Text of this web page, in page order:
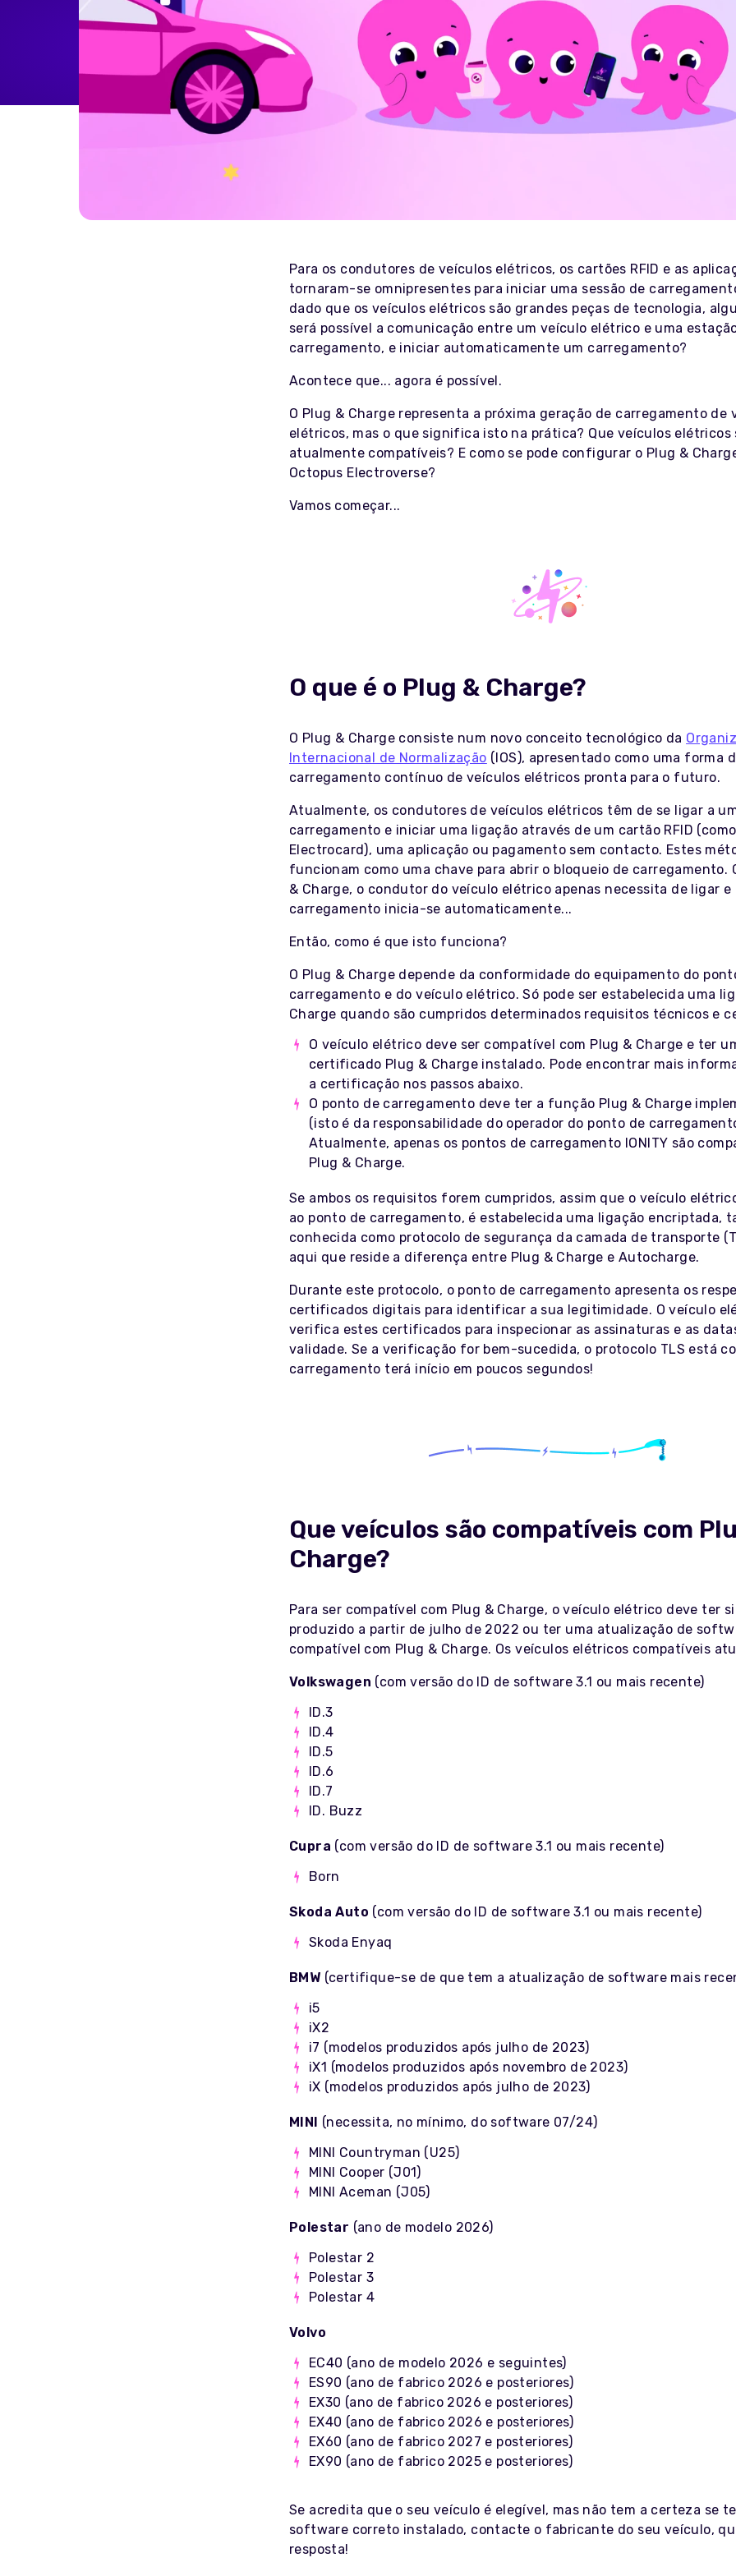
Reimbursement
Automatically reimburse your
drivers charging at home
through your business
Salary Sacrifice
Save up to 40% on public
with salary sacrifice from
Octopus
Para os condutores de veículos elétricos, os cartões RFID e as
tornaram-se omnipresentes para iniciar uma sessão de
dado que os veículos elétricos são grandes peças de tecnologia,
será possível a comunicação entre um veículo elétrico e uma
carregamento, e iniciar automaticamente um carregamento?
Acontece que... agora é possível.
O Plug & Charge representa a próxima geração de carregamento de
elétricos, mas o que significa isto na prática? Que veículos elétricos
atualmente compatíveis? E como se pode configurar o Plug &
Octopus Electroverse?
Vamos começar...
O que é o Plug & Charge?
O Plug & Charge consiste num novo conceito tecnológico da
Internacional de Normalização (IOS), apresentado como uma forma
carregamento contínuo de veículos elétricos pronta para o futuro.
Atualmente, os condutores de veículos elétricos têm de se ligar a
carregamento e iniciar uma ligação através de um cartão RFID
Electrocard), uma aplicação ou pagamento sem contacto. Estes
funcionam como uma chave para abrir o bloqueio de carregamento.
& Charge, o condutor do veículo elétrico apenas necessita de ligar e
carregamento inicia-se automaticamente...
Então, como é que isto funciona?
O Plug & Charge depende da conformidade do equipamento do
carregamento e do veículo elétrico. Só pode ser estabelecida uma
Charge quando são cumpridos determinados requisitos técnicos e
O veículo elétrico deve ser compatível com Plug & Charge e ter
certificado Plug & Charge instalado. Pode encontrar mais
a certificação nos passos abaixo.
O ponto de carregamento deve ter a função Plug & Charge
(isto é da responsabilidade do operador do ponto de
Atualmente, apenas os pontos de carregamento IONITY são
Plug & Charge.
Se ambos os requisitos forem cumpridos, assim que o veículo
ao ponto de carregamento, é estabelecida uma ligação encriptada,
conhecida como protocolo de segurança da camada de transporte
aqui que reside a diferença entre Plug & Charge e Autocharge.
Durante este protocolo, o ponto de carregamento apresenta os
certificados digitais para identificar a sua legitimidade. O veículo
verifica estes certificados para inspecionar as assinaturas e as
validade. Se a verificação for bem-sucedida, o protocolo TLS está
carregamento terá início em poucos segundos!
Que veículos são compatíveis com
Charge?
Para ser compatível com Plug & Charge, o veículo elétrico deve ter
produzido a partir de julho de 2022 ou ter uma atualização de
compatível com Plug & Charge. Os veículos elétricos compatíveis
Volkswagen (com versão do ID de software 3.1 ou mais recente)
ID.3
ID.4
ID.5
ID.6
ID.7
ID. Buzz
Cupra (com versão do ID de software 3.1 ou mais recente)
Born
Skoda Auto (com versão do ID de software 3.1 ou mais recente)
Skoda Enyaq
BMW (certifique-se de que tem a atualização de software mais
i5
iX2
i7 (modelos produzidos após julho de 2023)
iX1 (modelos produzidos após novembro de 2023)
iX (modelos produzidos após julho de 2023)
MINI (necessita, no mínimo, do software 07/24)
MINI Countryman (U25)
MINI Cooper (J01)
MINI Aceman (J05)
Polestar (ano de modelo 2026)
Polestar 2
Polestar 3
Polestar 4
Volvo
EC40 (ano de modelo 2026 e seguintes)
ES90 (ano de fabrico 2026 e posteriores)
EX30 (ano de fabrico 2026 e posteriores)
EX40 (ano de fabrico 2026 e posteriores)
EX60 (ano de fabrico 2027 e posteriores)
EX90 (ano de fabrico 2025 e posteriores)
Se acredita que o seu veículo é elegível, mas não tem a certeza se
software correto instalado, contacte o fabricante do seu veículo,
resposta!